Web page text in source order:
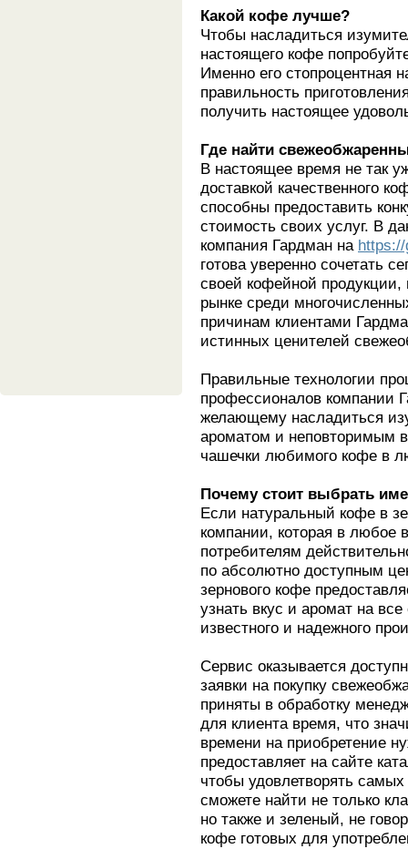
Какой кофе лучше?
Чтобы насладиться
настоящего кофе
Именно его стопроцентная
правильность
получить настоящее
Где найти
В настоящее время не так
доставкой качественного
способны предоставить
стоимость своих услуг. В
компания Гардман на
готова уверенно сочетать
своей кофейной
рынке среди
причинам клиентами
истинных ценителей
Правильные технологии
профессионалов компании
желающему насладиться
ароматом и неповторимым
чашечки любимого кофе в
Почему стоит выбрать
Если натуральный кофе в
компании, которая в любое
потребителям
по абсолютно доступным
зернового кофе
узнать вкус и аромат на
известного и надежного
Сервис оказывается
заявки на покупку
приняты в обработку
для клиента время, что
времени на приобретение
предоставляет на сайте
чтобы удовлетворять
сможете найти не только
но также и зеленый, не
кофе готовых для